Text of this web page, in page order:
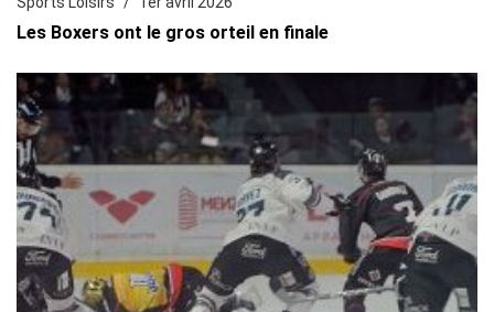
Les Boxers ont le gros orteil en finale